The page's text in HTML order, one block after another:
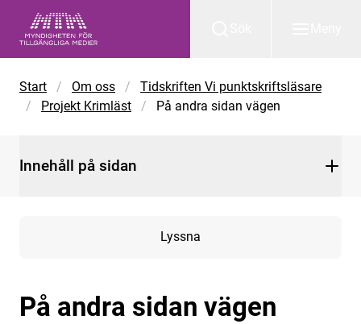
Start / Om oss /
Tidskriften Vi punktskriftsläsare
/
Projekt Krimläst / På andra sidan vägen
Lyssna
På andra sidan vägen
Innehåll på sidan